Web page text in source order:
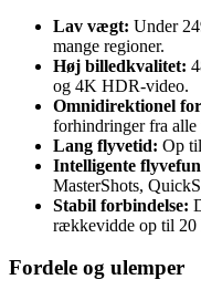
Lav vægt: Under
mange regioner.
Høj billedkvalitet:
og 4K HDR-video.
Omnidirektionel
forhindringer fra alle
Lang flyvetid: Op
Intelligente
MasterShots,
Stabil forbindelse:
rækkevidde op til 20
Fordele og ulemper